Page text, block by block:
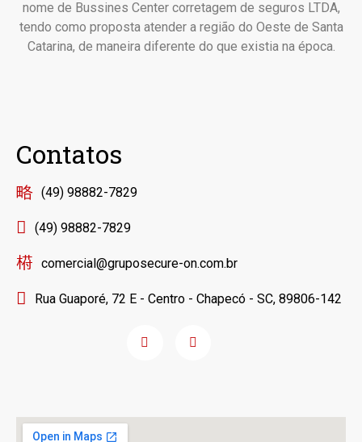
nome de Bussines Center corretagem de seguros LTDA,
tendo como proposta atender a região do Oeste de Santa
Catarina, de maneira diferente do que existia na época.
Contatos
(49) 98882-7829
(49) 98882-7829
comercial@gruposecure-on.com.br
Rua Guaporé, 72 E - Centro - Chapecó - SC, 89806-142